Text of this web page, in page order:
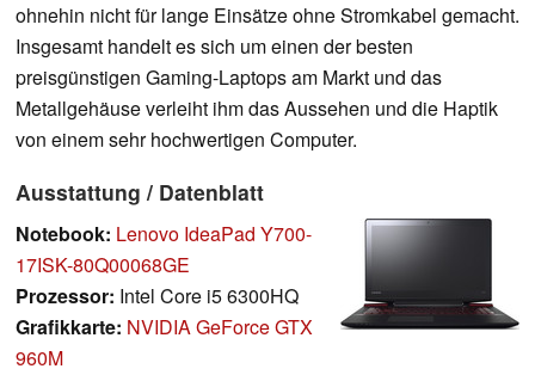
ohnehin nicht für lange Einsätze ohne Stromkabel gemacht.
Insgesamt handelt es sich um einen der besten
preisgünstigen Gaming-Laptops am Markt und das
Metallgehäuse verleiht ihm das Aussehen und die Haptik
von einem sehr hochwertigen Computer.
Ausstattung / Datenblatt
Notebook: Lenovo IdeaPad Y700-
17ISK-80Q00068GE
Prozessor: Intel Core i5 6300HQ
Grafikkarte: NVIDIA GeForce GTX
960M